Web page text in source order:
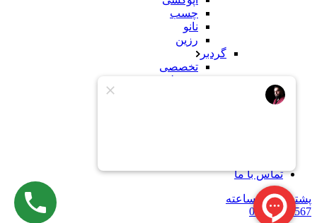
چسب
نانو
رزین
گردبر
تخصصی
معمولی
تماس با ما
پشتیبانی 24 ساعته
09121234567